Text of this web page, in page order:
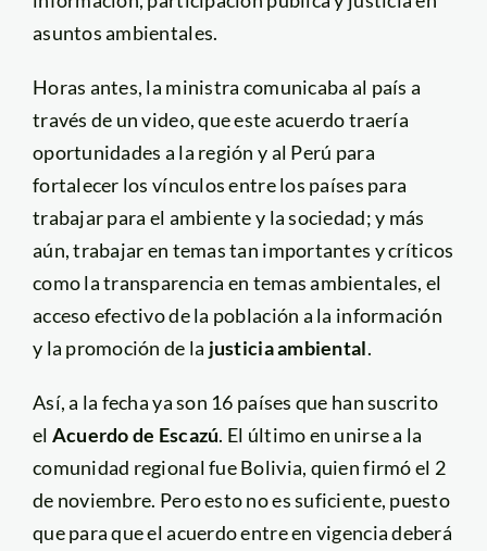
asuntos ambientales.
Horas antes, la ministra comunicaba al país a
través de un video, que este acuerdo traería
oportunidades a la región y al Perú para
fortalecer los vínculos entre los países para
trabajar para el ambiente y la sociedad; y más
aún, trabajar en temas tan importantes y críticos
como la transparencia en temas ambientales, el
acceso efectivo de la población a la información
y la promoción de la justicia ambiental.
Así, a la fecha ya son 16 países que han suscrito
el Acuerdo de Escazú. El último en unirse a la
comunidad regional fue Bolivia, quien firmó el 2
de noviembre. Pero esto no es suficiente, puesto
que para que el acuerdo entre en vigencia deberá